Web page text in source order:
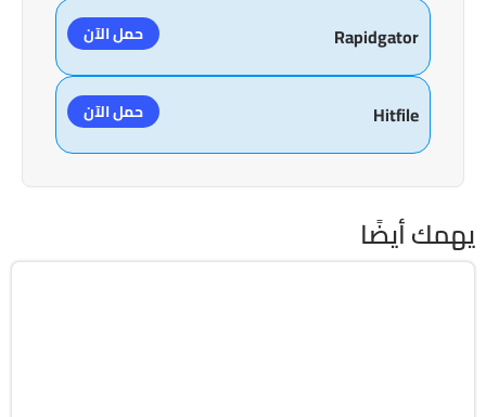
Rapidgator حمل الآن
Hitfile حمل الآن
يهمك أيضًا